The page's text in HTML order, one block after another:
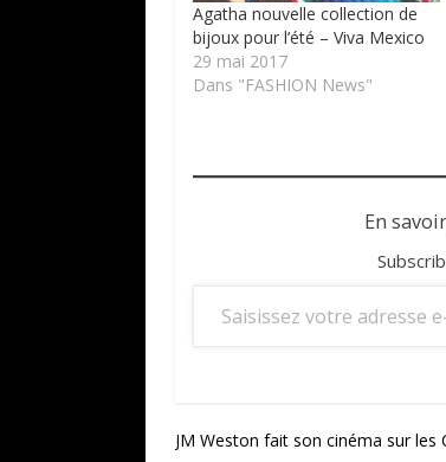
Agatha nouvelle collection de
bijoux pour l’été – Viva Mexico
29 mai 2017
Dans "FASHION News"
En
Navigation
JM Weston fait son cinéma sur les